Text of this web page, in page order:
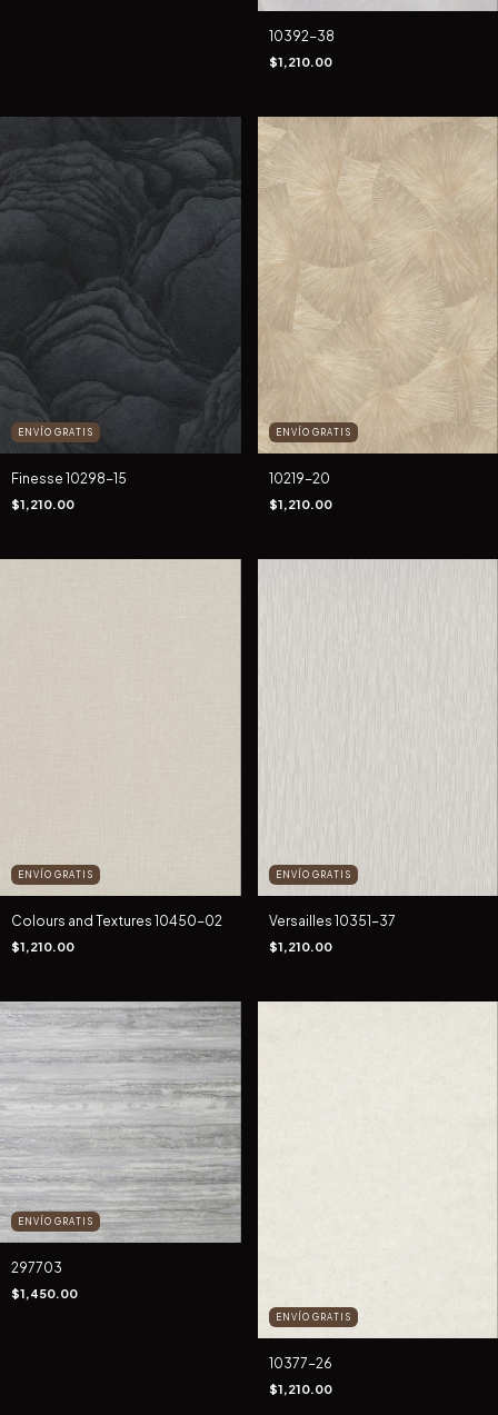
10392-38
$1,210.00
ENVÍO GRATIS
Finesse 10298-15
$1,210.00
ENVÍO GRATIS
10219-20
$1,210.00
ENVÍO GRATIS
Colours and Textures 10450-02
$1,210.00
ENVÍO GRATIS
Versailles 10351-37
$1,210.00
ENVÍO GRATIS
297703
$1,450.00
ENVÍO GRATIS
10377-26
$1,210.00